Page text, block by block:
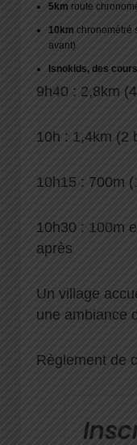
5km route
10km chronométré
avant)
Isnokids, des
9h40 : 2,8km
10h : 1,4km (2
10h15 : 700m
10h30 : 100m
après
Un village
une ambiance
Règlement de